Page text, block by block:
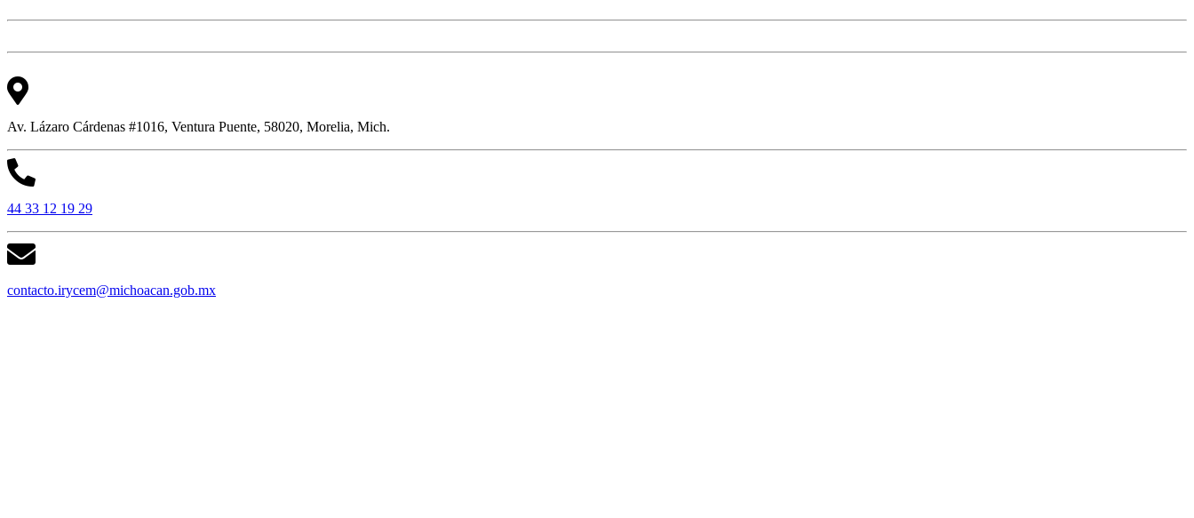
Av. Lázaro Cárdenas #1016, Ventura Puente, 58020, Morelia, Mich.
44 33 12 19 29
contacto.irycem@michoacan.gob.mx